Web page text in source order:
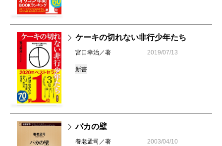
ケーキの切れない非行少年たち
宮口幸治／著 2019/07/13
新書
バカの壁
養老孟司／著 2003/04/10